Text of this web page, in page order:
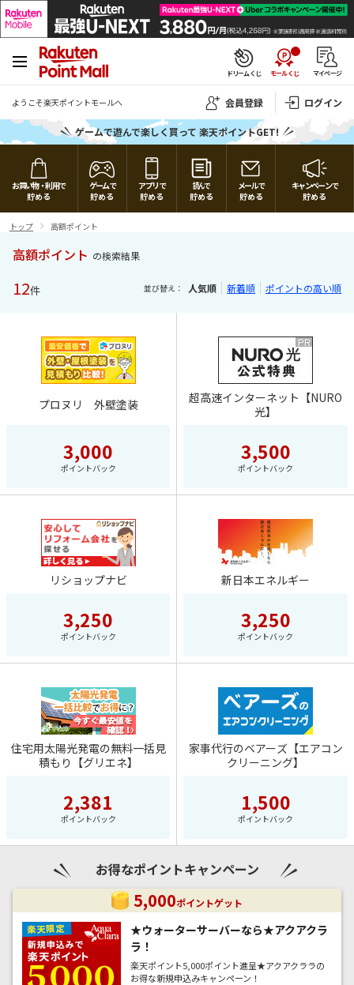
ドリームくじ モールくじ マイページ
じゃんけん
ようこそ楽天ポイントモールへ 会員登録 ログイン
楽天ポイントモール
トップ
お買いもの・サービスで貯める
・マネー・投資・保険
・通販・お買いもの
条件から探す
・楽天グループサイト
・無料でポイント
・売ってポイント
・高額ポイント
・買ってポイント
ゲームで貯める
・ モールみくじ
・ スクラッチ
・ じゃんけん
・ ナゾトレMAXXX
・ みんなのフルーツ農場生活
・ 頭の体操ミニゲーム
・ ポコポコもぐらたたき
・ スロットパラダイス
・ ゲームステーション
・ トレジャーBINGO
・ 遺跡探検すごろく
・ ゲームセンター
・ たびろく
・ ゲームトップ
アプリで貯める
・ ポイントダンジョン
・ ポイントダンジョン２
・ アプリアドベンチャー
メールで貯める
・ メールボックス
キャンペーンで貯める
・ すべてのポイントキャンペーンを見る
関連サービス
PointClub
楽天カード
楽天トラベル
サービス
ガイドページ
ヘルプ
楽天ポイントモール会員規約
楽天会員情報の確認・変更
ログアウト
ゲームで遊んで楽しく買って 楽天ポイントGET!
お買い物・利用で
貯める
ジャンルから探す 全ストアを見る
求人・結婚・住まい
教育・学び
通販・お買いもの
条件から探す
楽天グループサイト
無料でポイント
会員登録
高額ポイント
キーワードから探す
人気のストア
ゲームで
貯める
ゲーム一覧 ゲームトップ
アプリで
貯める
アプリ・ミッションでポイントGET
おトクタウン アプリアドベンチャー
読んで
貯める
メールで
貯める
メール de ポイント
ご利用ガイド
キャンペーンで
貯める
開催中のキャンペーン
トップ 高額ポイント
高額ポイント の検索結果
12件 並び替え： 人気順 新着順 ポイントの高い順
プロヌリ 外壁塗装
3,000
ポイントバック
超高速インターネット【NURO
光】
3,500
ポイントバック
リショップナビ
3,250
ポイントバック
新日本エネルギー
3,250
ポイントバック
住宅用太陽光発電の無料一括見
積もり【グリエネ】
2,381
ポイントバック
家事代行のベアーズ【エアコン
クリーニング】
1,500
ポイントバック
お得なポイントキャンペーン
5,000ポイントゲット
★ウォーターサーバーなら★アクアクラ
ラ！
楽天ポイント5,000ポイント進呈★アクアクララの
お得な新規申込みキャンペーン！